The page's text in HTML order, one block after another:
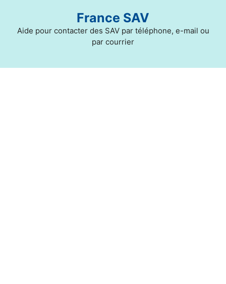
contenu
France SAV
Aide pour contacter des SAV par téléphone, e-mail ou
par courrier